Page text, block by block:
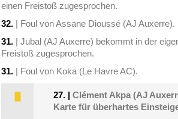
einen Freistoß zugesprochen.
32. | Foul von Assane Dioussé (AJ Auxerre).
31. | Jubal (AJ Auxerre) bekommt in der
Freistoß zugesprochen.
31. | Foul von Koka (Le Havre AC).
27. |Clément Akpa (AJ
Karte für überhartes